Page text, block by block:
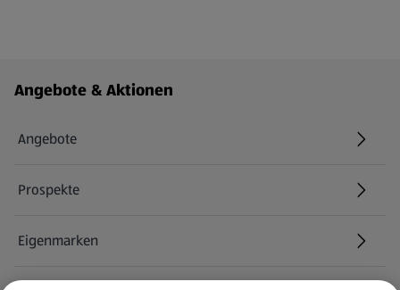
Fußzeilenmenü - weitere Links
Angebote & Aktionen
Angebote
Prospekte
Eigenmarken